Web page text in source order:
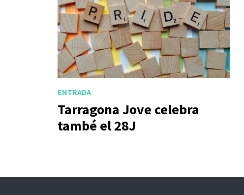
ENTRADA
Tarragona Jove celebra
també el 28J